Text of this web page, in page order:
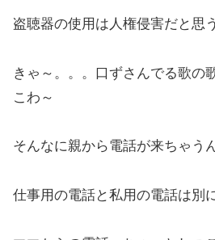
盗聴器の使用は人権侵害だと思
きゃ～。。。口ずさんでる歌の
こわ～
そんなに親から電話が来ちゃう
仕事用の電話と私用の電話は別